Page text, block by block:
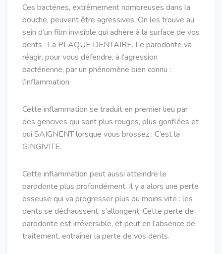
Ces bactéries, extrêmement nombreuses dans la
bouche, peuvent être agressives. On les trouve au
sein d’un film invisible qui adhère à la surface de vos
dents : La PLAQUE DENTAIRE. Le parodonte va
réagir, pour vous défendre, à l’agression
bactérienne, par un phénomène bien connu :
l’inflammation.
Cette inflammation se traduit en premier lieu par
des gencives qui sont plus rouges, plus gonflées et
qui SAIGNENT lorsque vous brossez : C’est la
GINGIVITE.
Cette inflammation peut aussi atteindre le
parodonte plus profondément. Il y a alors une perte
osseuse qui va progresser plus ou moins vite : les
dents se déchaussent, s’allongent. Cette perte de
parodonte est irréversible, et peut en l’absence de
traitement, entraîner la perte de vos dents.